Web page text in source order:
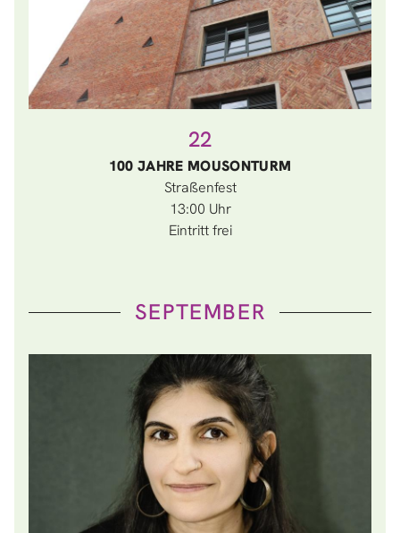
22
100 JAHRE MOUSONTURM
Straßenfest
13:00
Eintritt frei
SEPTEMBER